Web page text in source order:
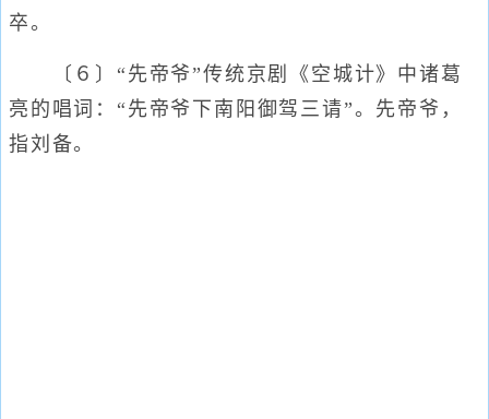
卒。
〔６〕“先帝爷”传统京剧《空城计》中诸葛
亮的唱词：“先帝爷下南阳御驾三请”。先帝爷，
指刘备。